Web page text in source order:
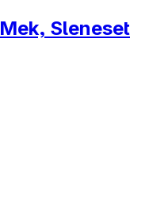
Sleneset